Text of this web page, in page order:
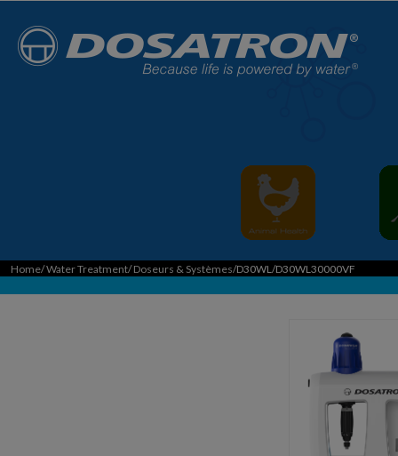
Home/Water Treatment/Doseurs & Systèmes/D30WL/D30WL30000VF